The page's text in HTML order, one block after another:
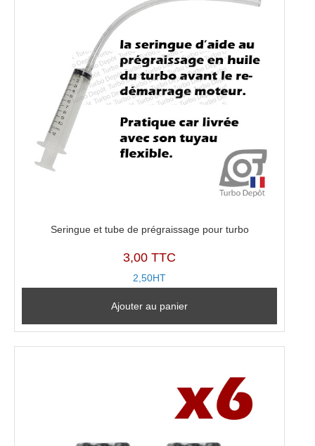
Seringue et tube de prégraissage pour turbo
3,00 TTC
2,50HT
Ajouter au panier